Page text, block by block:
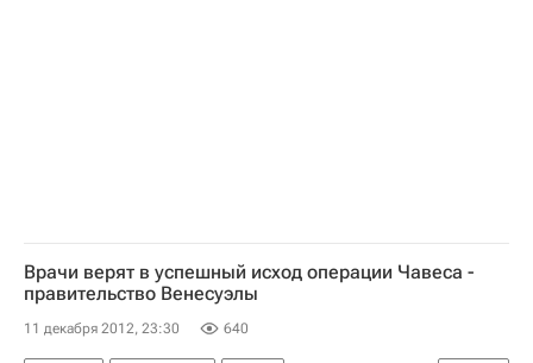
Врачи верят в успешный исход операции Чавеса -
правительство Венесуэлы
11 декабря 2012, 23:30 640